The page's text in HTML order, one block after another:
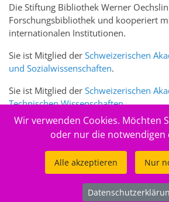
Die Stiftung Bibliothek Werner
Forschungsbibliothek und kooperiert
internationalen Institutionen.
Sie ist Mitglied der Schweizerischen
und Sozialwissenschaften.
Sie ist Mitglied der Schweizerischen
Technischen Wissenschaften.
Sie ist zudem Mitglied des Schweizer
Stiftung Bibliothek
Wir verwenden Cookies. Möchten
oder nur die notwendigen
Alle akzeptieren Nur